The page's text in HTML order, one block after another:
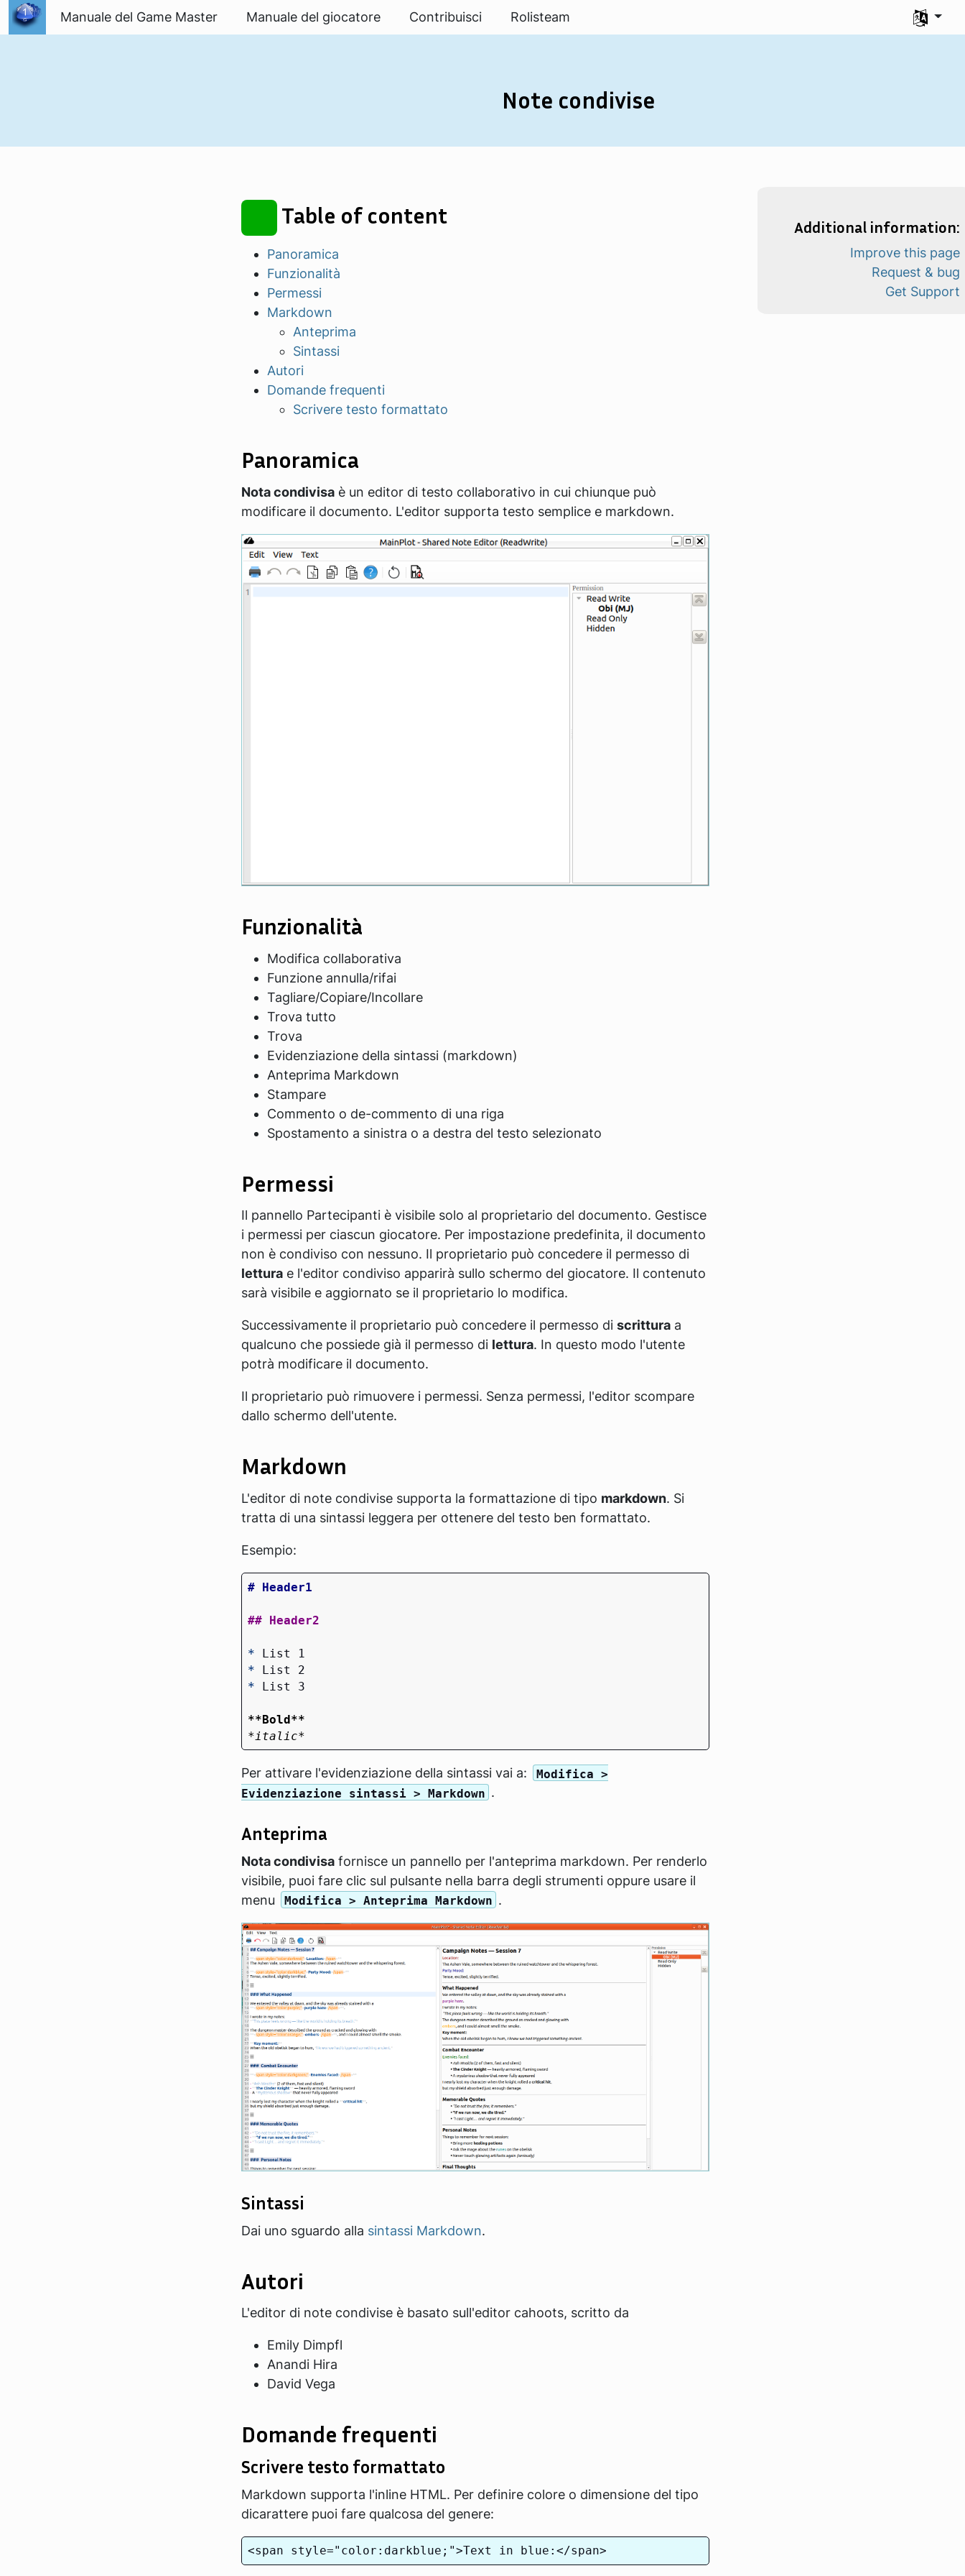
Passa al contenuto
Manuale del Game Master Manuale del giocatore Contribuisci Rolisteam
Seleziona
Note condivise
Table of content
Panoramica
Funzionalità
Permessi
Markdown
Anteprima
Sintassi
Autori
Domande frequenti
Scrivere testo formattato
Panoramica
Nota condivisa è un editor di testo collaborativo in cui chiunque può
modificare il documento. L'editor supporta testo semplice e markdown.
Funzionalità
Modifica collaborativa
Funzione annulla/rifai
Tagliare/Copiare/Incollare
Trova tutto
Trova
Evidenziazione della sintassi (markdown)
Anteprima Markdown
Stampare
Commento o de-commento di una riga
Spostamento a sinistra o a destra del testo selezionato
Permessi
Il pannello Partecipanti è visibile solo al proprietario del documento. Gestisce
i permessi per ciascun giocatore. Per impostazione predefinita, il documento
non è condiviso con nessuno. Il proprietario può concedere il permesso di
lettura e l'editor condiviso apparirà sullo schermo del giocatore. Il contenuto
sarà visibile e aggiornato se il proprietario lo modifica.
Successivamente il proprietario può concedere il permesso di scrittura a
qualcuno che possiede già il permesso di lettura. In questo modo l'utente
potrà modificare il documento.
Il proprietario può rimuovere i permessi. Senza permessi, l'editor scompare
dallo schermo dell'utente.
Markdown
L'editor di note condivise supporta la formattazione di tipo markdown. Si
tratta di una sintassi leggera per ottenere del testo ben formattato.
Esempio:
*
*
*
**Bold**
*italic*
Per attivare l'evidenziazione della sintassi vai a:
Modifica >
Evidenziazione sintassi > Markdown .
Anteprima
Nota condivisa fornisce un pannello per l'anteprima markdown. Per renderlo
visibile, puoi fare clic sul pulsante nella barra degli strumenti oppure usare il
menu
Modifica > Anteprima Markdown .
Sintassi
Dai uno sguardo alla sintassi Markdown.
Autori
L'editor di note condivise è basato sull'editor cahoots, scritto da
Emily Dimpfl
Anandi Hira
David Vega
Domande frequenti
Scrivere testo formattato
Markdown supporta l'inline HTML. Per definire colore o dimensione del tipo
dicarattere puoi fare qualcosa del genere:
Additional information:
Improve this page
Request & bug
Get Support